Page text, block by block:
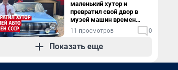
маленький хутор и
превратил свой двор в
музей машин времен
СССР. Видео
11 просмотров 0
Показать еще